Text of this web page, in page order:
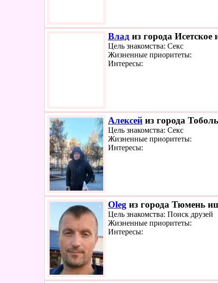
Влад из города
Цель знакомства: Секс
Жизненные приоритеты:
Интересы:
Алексей из города
Цель знакомства: Секс
Жизненные приоритеты:
Интересы:
Oleg из города Тюмень
Цель знакомства: Поиск друзей
Жизненные приоритеты:
Интересы: